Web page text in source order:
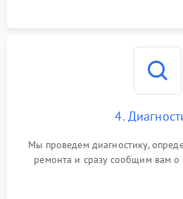
4.
Мы проведем диагностику,
ремонта и сразу сообщим вам о